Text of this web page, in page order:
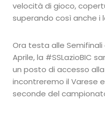
velocità di gioco,
superando così anche i
Ora testa alle Semifinali
Aprile, la #SSLazioBIC
un posto di accesso
incontreremo il Varese
seconde del